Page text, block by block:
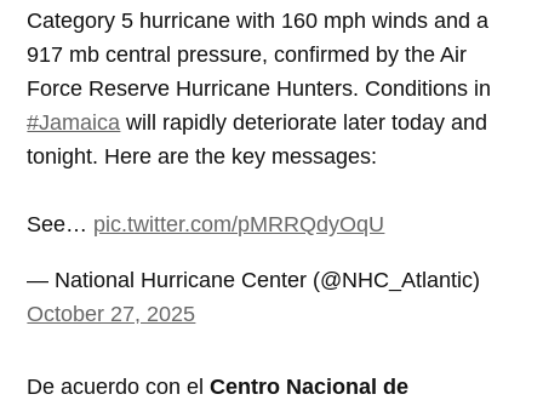
Category 5 hurricane with 160 mph winds and a
917 mb central pressure, confirmed by the Air
Force Reserve Hurricane Hunters. Conditions in
#Jamaica will rapidly deteriorate later today and
tonight. Here are the key messages:
See… pic.twitter.com/pMRRQdyOqU
— National Hurricane Center (@NHC_Atlantic)
October 27, 2025
De acuerdo con el Centro Nacional de